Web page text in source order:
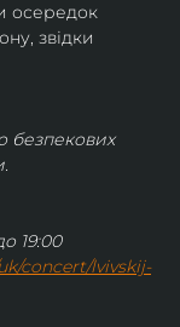
осередок
звідки
безпекових
19:00
concert/lvivskij-